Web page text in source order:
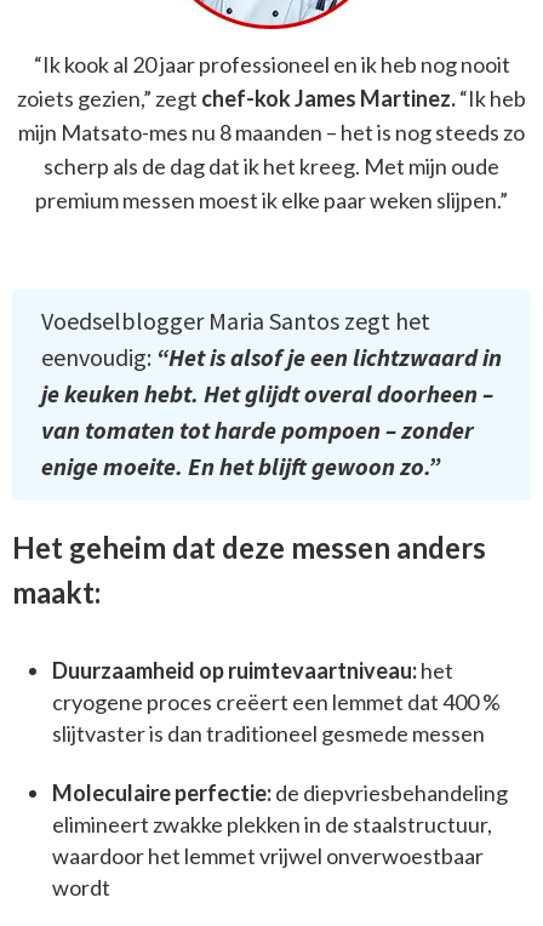
“Ik kook al 20 jaar professioneel en ik heb nog nooit
zoiets gezien,” zegt chef-kok James Martinez.“Ik heb
mijn Matsato-mes nu 8 maanden – het is nog steeds zo
scherp als de dag dat ik het kreeg. Met mijn oude
premium messen moest ik elke paar weken slijpen.”
Voedselblogger Maria Santos zegt het
eenvoudig: “Het is alsof je een lichtzwaard in
je keuken hebt. Het glijdt overal doorheen –
van tomaten tot harde pompoen – zonder
enige moeite. En het blijft gewoon zo.”
Het geheim dat deze messen anders
maakt:
Duurzaamheid op ruimtevaartniveau:het
cryogene proces creëert een lemmet dat 400 %
slijtvaster is dan traditioneel gesmede messen
Moleculaire perfectie:de diepvriesbehandeling
elimineert zwakke plekken in de staalstructuur,
waardoor het lemmet vrijwel onverwoestbaar
wordt